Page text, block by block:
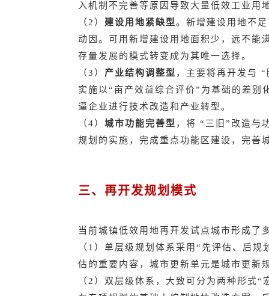
入机制不完善等原因导致大量低效工业用
（2） 建设用地紧缺型。新增建设用地不
动因。可用新增建设用地面积少，远不能
存量发展的模式转变成为其唯一选择。
（3） 产业结构调整型 ，主要将再开发与
实施以“亩产效益综合评价”为基础的差别
逼企业进行技术改造和产业转型。
（4） 城市功能完善型 ，将 “三旧”改造与
规划的实施，完成重点功能区建设，完善
三、再开发规划模式
当前城镇低效用地再开发试点城市形成了
（ 1）单层级规划体系采用“先评估、后规
估的重要内容，城市更新单元是城市更新
（2）双层级体系，大致可分为两种形式